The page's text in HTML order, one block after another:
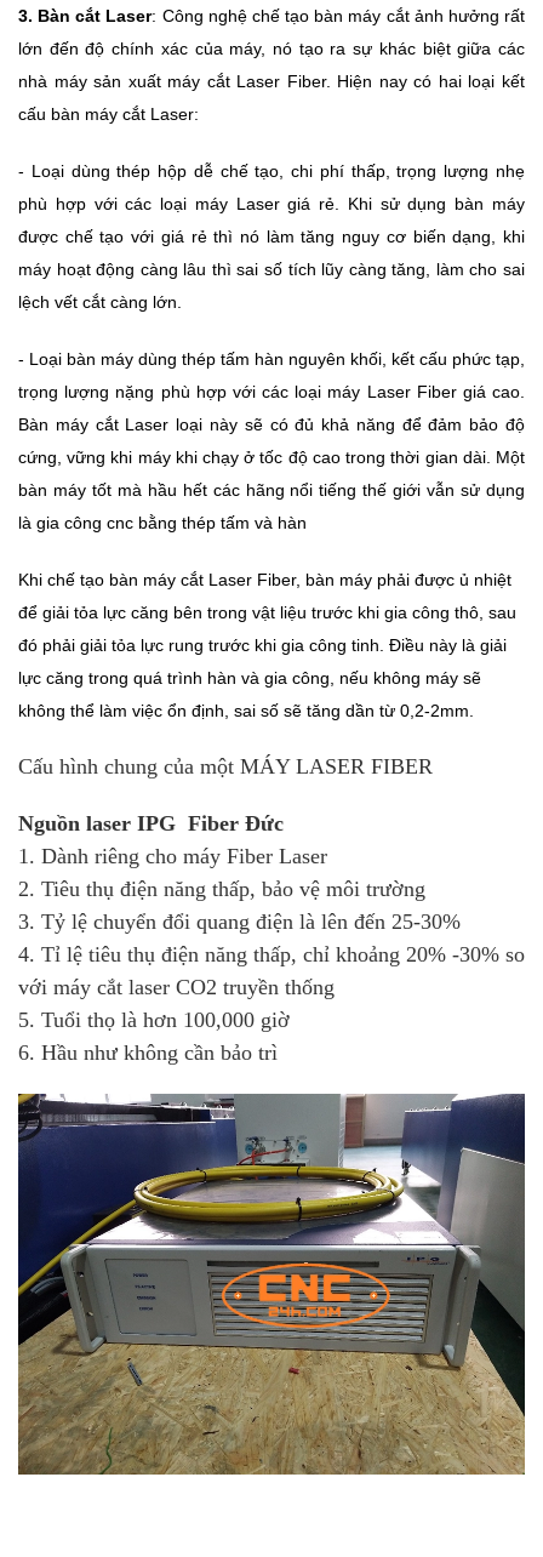
3. Bàn cắt Laser: Công nghệ chế tạo bàn máy cắt ảnh hưởng rất
lớn đến độ chính xác của máy, nó tạo ra sự khác biệt giữa các
nhà máy sản xuất máy cắt Laser Fiber. Hiện nay có hai loại kết
cấu bàn máy cắt Laser:
- Loại dùng thép hộp dễ chế tạo, chi phí thấp, trọng lượng nhẹ
phù hợp với các loại máy Laser giá rẻ. Khi sử dụng bàn máy
được chế tạo với giá rẻ thì nó làm tăng nguy cơ biến dạng, khi
máy hoạt động càng lâu thì sai số tích lũy càng tăng, làm cho sai
lệch vết cắt càng lớn.
- Loại bàn máy dùng thép tấm hàn nguyên khối, kết cấu phức tạp,
trọng lượng nặng phù hợp với các loại máy Laser Fiber giá cao.
Bàn máy cắt Laser loại này sẽ có đủ khả năng để đảm bảo độ
cứng, vững khi máy khi chạy ở tốc độ cao trong thời gian dài. Một
bàn máy tốt mà hầu hết các hãng nổi tiếng thế giới vẫn sử dụng
là gia công cnc bằng thép tấm và hàn
Khi chế tạo bàn máy cắt Laser Fiber, bàn máy phải được ủ nhiệt
để giải tỏa lực căng bên trong vật liệu trước khi gia công thô, sau
đó phải giải tỏa lực rung trước khi gia công tinh. Điều này là giải
lực căng trong quá trình hàn và gia công, nếu không máy sẽ
không thể làm việc ổn định, sai số sẽ tăng dần từ 0,2-2mm.
Cấu hình chung của một MÁY LASER FIBER
Nguồn laser IPG Fiber Đức
1. Dành riêng cho máy Fiber Laser
2. Tiêu thụ điện năng thấp, bảo vệ môi trường
3. Tỷ lệ chuyển đổi quang điện là lên đến 25-30%
4. Tỉ lệ tiêu thụ điện năng thấp, chỉ khoảng 20% -30% so
với máy cắt laser CO2 truyền thống
5. Tuổi thọ là hơn 100,000 giờ
6. Hầu như không cần bảo trì